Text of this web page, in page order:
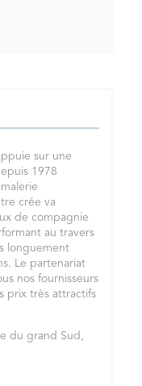
sur une
1978
crée va
de compagnie
au travers
longuement
Le partenariat
nos fournisseurs
prix très attractifs
du grand Sud,